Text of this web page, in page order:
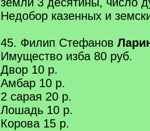
Недобор казенных и
45. Филип Стефанов
Имущество изба 80 руб.
Двор 10 р.
Амбар 10 р.
2 сарая 20 р.
Лошадь 10 р.
Корова 15 р.